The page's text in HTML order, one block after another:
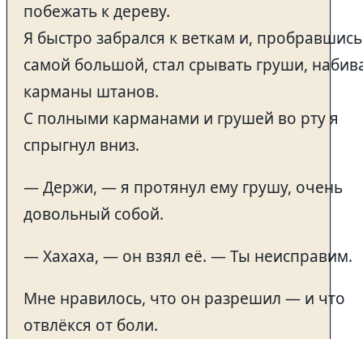
побежать к дереву.
Я быстро забрался к веткам и,
самой большой, стал срывать груши,
карманы штанов.
С полными карманами и грушей во рту я
спрыгнул вниз.
— Держи, — я протянул ему грушу, очень
довольный собой.
— Хахаха, — он взял её. — Ты неисправим.
Мне нравилось, что он разрешил — и что
отвлёкся от боли.